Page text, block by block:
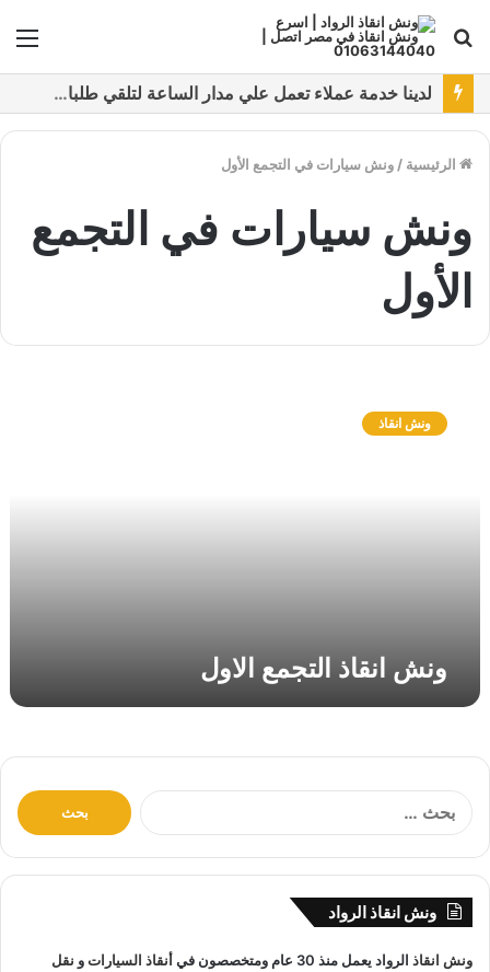
بحث
عن
نقدم خدمات متعددة لدفع خدمة ونش انقاذ سيارات باستخدام طرق دفع متعددة كما نتميز بتقديم أرخص سعر و أعلي جوده
الرئيسية / ونش سيارات في التجمع الأول
ونش سيارات في التجمع
الأول
ع
ا
ونش انقاذ
ونش انقاذ التجمع الاول
:
ونش انقاذ الرواد
ونش انقاذ الرواد يعمل منذ 30 عام ومتخصصون في أنقاذ السياراتو نقل